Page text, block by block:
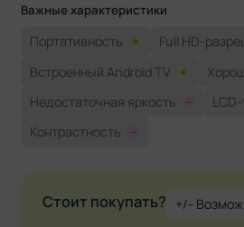
Важные характеристики
Портативность + Full HD-
Встроенный Android TV +
Недостаточная яркость
-
Контрастность
-
Стоит покупать? +/-